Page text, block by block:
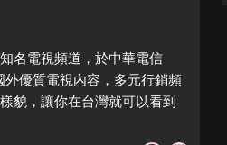
名電視頻道，於中華電信
優質電視內容，多元行銷頻
貌，讓你在台灣就可以看到